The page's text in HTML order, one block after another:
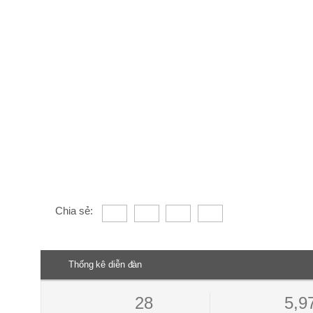
Chia sẻ:
Thống kê diễn đàn
28